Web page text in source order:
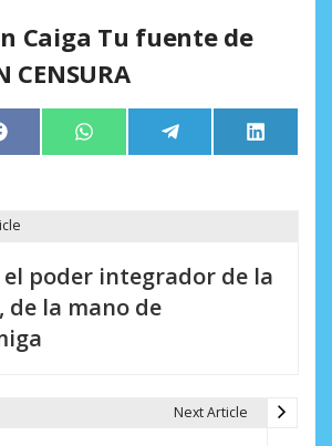
Caiga Tu fuente de
CENSURA
Compartir
en
Facebook Compartir
en
WhatsApp Compartir
en
Telegram
en
LinkedIn
el poder integrador de la
de la mano de
Next Article